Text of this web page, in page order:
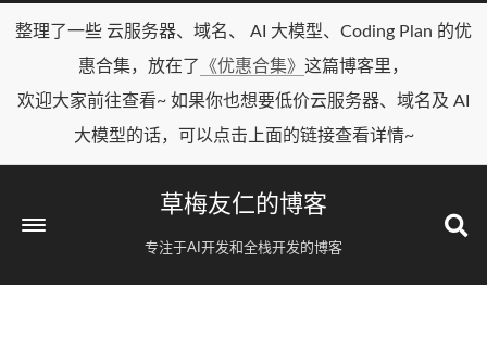
整理了一些 云服务器、域名、 AI 大模型、Coding Plan 的优
惠合集，放在了
《优惠合集》 这篇博客里，
欢迎大家前往查看~ 如果你也想要低价云服务器、域名及 AI
大模型的话，可以点击上面的链接查看详情~
草梅友仁的博客
专注于AI开发和全栈开发的博客